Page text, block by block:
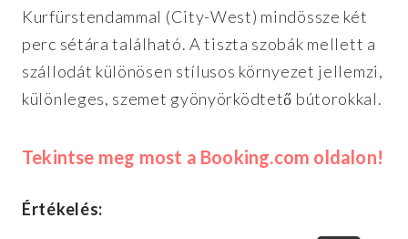
Kurfürstendammal (City-West) mindössze két
perc sétára található. A tiszta szobák mellett a
szállodát különösen stílusos környezet jellemzi,
különleges, szemet gyönyörködtető bútorokkal.
Tekintse meg most a Booking.com oldalon!
Értékelés: